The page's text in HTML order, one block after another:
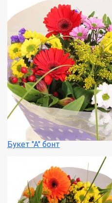
Букет "А" бонт